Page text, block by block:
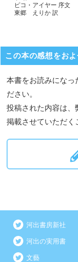
ピコ・アイヤー 序文
東郷 えりか 訳
この本の感想をお
本書をお読みになっ
ださい。
投稿された内容は、
掲載させていただく
河出書房新社
河出の実用書
文藝